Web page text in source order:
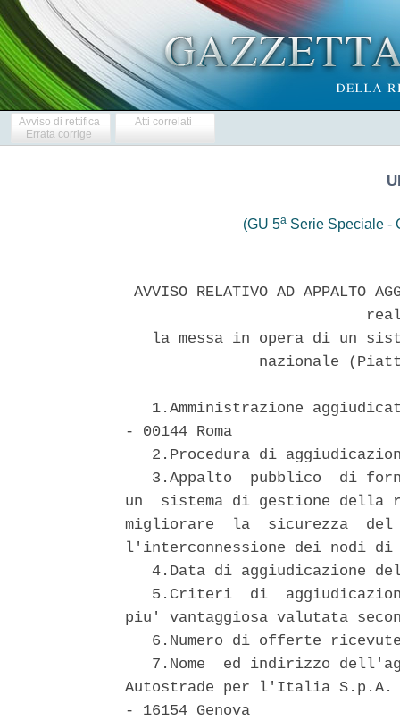
Avviso di rettifica
Errata corrige
Atti correlati
(GU 5a Serie Speciale -
AVVISO RELATIVO AD
la messa in opera di un
nazionale
1.Amministrazione
- 00144 Roma
2.Procedura di
3.Appalto  pubblico  di
un  sistema di gestione della
migliorare  la  sicurezza
l'interconnessione dei nodi di
4.Data di aggiudicazione
5.Criteri  di
piu' vantaggiosa valutata
6.Numero di offerte
7.Nome  ed indirizzo
Autostrade per l'Italia S.p.A.
- 16154 Genova